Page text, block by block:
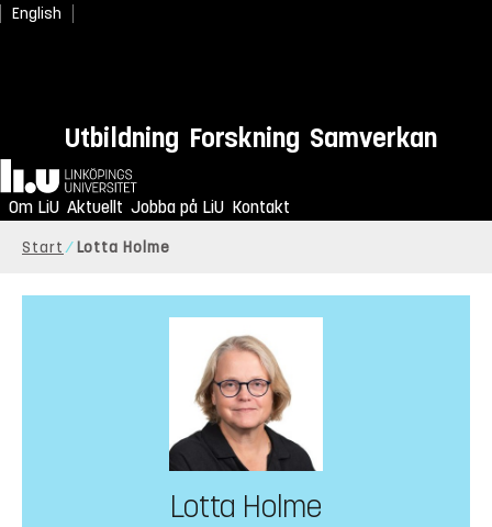
English
Utbildning Forskning Samverkan
Hem
Om LiU Aktuellt Jobba på LiU Kontakt
Start Lotta Holme
Lotta Holme